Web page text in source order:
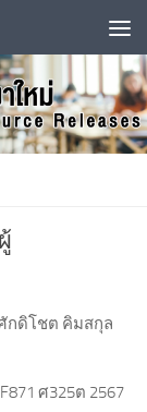
กดิโชต คิมสกุล
ศ325ต 2567